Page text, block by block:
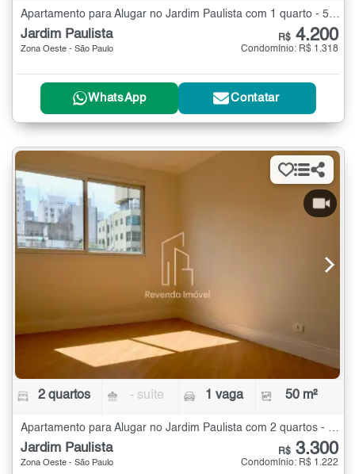
Jardim Paulista
Zona Oeste - São Paulo
R$ 4.200
Condomínio: R$ 1.318
WhatsApp Contatar
2 quartos - suíte 1 vaga 50 m²
Jardim Paulista
Zona Oeste - São Paulo
R$ 3.300
Condomínio: R$ 1.222